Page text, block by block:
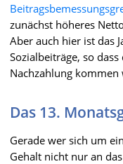
zunächst höheres
Aber auch hier ist das
Sozialbeiträge, so
Nachzahlung kommen
Das 13.
Gerade wer sich um
Gehalt nicht nur an